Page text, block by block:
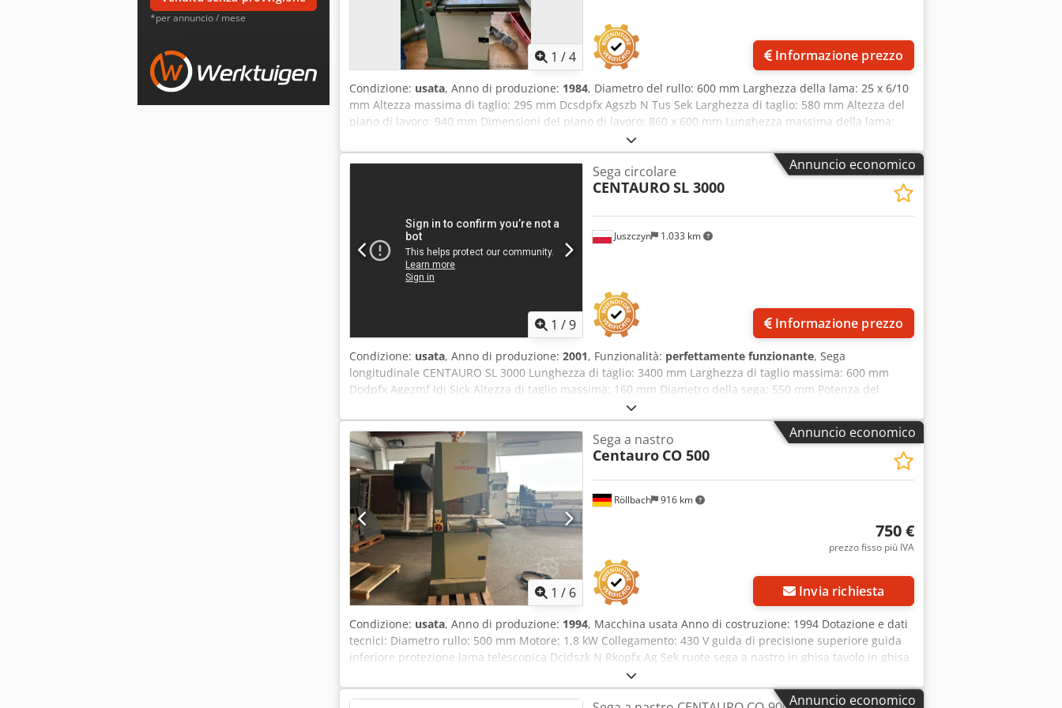
*per annuncio / mese
pressione pneumatico Sistema di lubrificazione centralizzato della lama Aspirazione dei trucioli anche nel
piano di lavoro Lunghezza di taglio estendibile a 500 mm Guida superiore e inferiore della lama CHACO
Costruito secondo le norme CE
1 /4 Informazione prezzo
Condizione: usata, Anno di produzione: 1984, Diametro del rullo: 600 mm Larghezza della lama: 25 x 6/10
mm Altezza massima di taglio: 295 mm Dcsdpfx Agszb N Tus Sek Larghezza di taglio: 580 mm Altezza del
piano di lavoro: 940 mm Dimensioni del piano di lavoro: 860 x 600 mm Lunghezza massima della lama:
4580 mm Lato del supporto: a sinistra Guida del nastro: sopra e sotto Piano di lavoro inclinabile con guida
parallela Motore: 2,2 kW Attacco per aspirazione: diametro 100 mm Dimensioni: 1210 x 750 x 2077 mm
Peso: circa 350 kg Ubicazione: presso il fornitore
Annuncio economico
1 /9
Juszczyn 1.033 km
Sega circolare
CENTAUROSL 3000
Informazione prezzo
Condizione: usata, Anno di produzione: 2001, Funzionalità: perfettamente funzionante, Sega
longitudinale CENTAURO SL 3000 Lunghezza di taglio: 3400 mm Larghezza di taglio massima: 600 mm
Dodpfx Agezmf Idj Sjck Altezza di taglio massima: 160 mm Diametro della sega: 550 mm Potenza del
motore principale: 11 kW Velocità di avanzamento: fino a 80 m/min Dimensioni della macchina: 5285 x
1532 x 2150 cm (altezza) Peso: 1500 kg Anno di fabbricazione: 2001
Annuncio economico
1 / 6
Röllbach 916 km
Sega a nastro
Centauro CO 500
750 €
prezzo fisso più IVA
Invia richiesta
Condizione: usata, Anno di produzione: 1994, Macchina usata Anno di costruzione: 1994 Dotazione e dati
tecnici: Diametro rullo: 500 mm Motore: 1,8 kW Collegamento: 430 V guida di precisione superiore guida
inferiore protezione lama telescopica Dcjdszk N Rkopfx Ag Sek ruote sega a nastro in ghisa tavolo in ghisa
inclinabile fino a 36° con freno motore automatico indicatore tensione lama altezza di taglio max: 260 mm
larghezza di taglio max: 480 mm attacco aspirazione: 100 mm L x P x A: 965 x 660 x 1925 mm Peso: 280 kg
Annuncio economico